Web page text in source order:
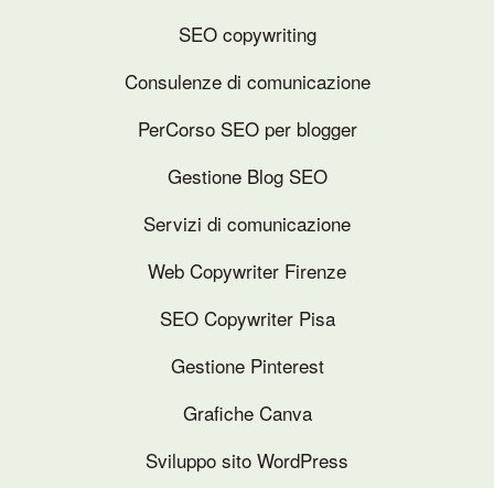
SEO copywriting
Consulenze di comunicazione
PerCorso SEO per blogger
Gestione Blog SEO
Servizi di comunicazione
Web Copywriter Firenze
SEO Copywriter Pisa
Gestione Pinterest
Grafiche Canva
Sviluppo sito WordPress